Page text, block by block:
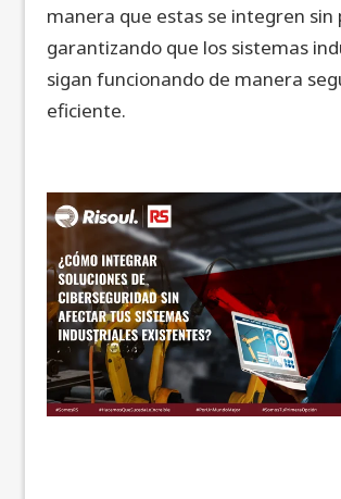
manera que estas se integren sin
garantizando que los sistemas
sigan funcionando de manera
eficiente.